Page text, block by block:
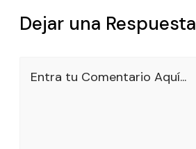
Dejar una Respuesta
Entra tu Comentario Aquí...